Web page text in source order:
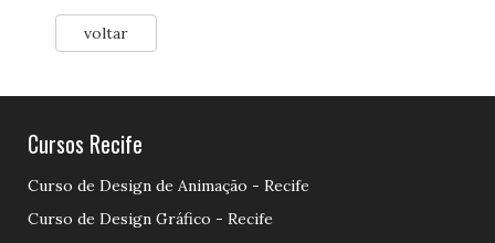
voltar
Cursos Recife
Curso de Design de Animação - Recife
Curso de Design Gráfico - Recife